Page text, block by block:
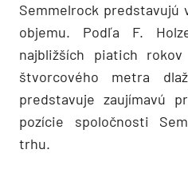
Semmelrock
objemu. Podľa F.
najbližších piatich
štvorcového metra
predstavuje zaujímavú
pozície spoločnosti
trhu.